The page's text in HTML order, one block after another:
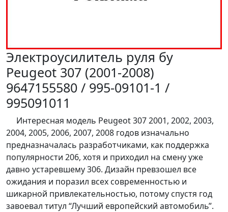
Электроусилитель руля бу
Peugeot 307 (2001-2008)
9647155580 / 995-09101-1 /
995091011
Интересная модель Peugeot 307 2001, 2002, 2003,
2004, 2005, 2006, 2007, 2008 годов изначально
предназначалась разработчиками, как поддержка
популярности 206, хотя и приходил на смену уже
давно устаревшему 306. Дизайн превзошел все
ожидания и поразил всех современностью и
шикарной привлекательностью, потому спустя год
завоевал титул “Лучший европейский автомобиль”.